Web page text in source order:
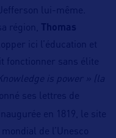
lui-même.
région,
Thomas
ici l’éducation et
fonctionner sans élite
is power » (la
ses lettres de
inaugurée en 1819, le site
de l’Unesco